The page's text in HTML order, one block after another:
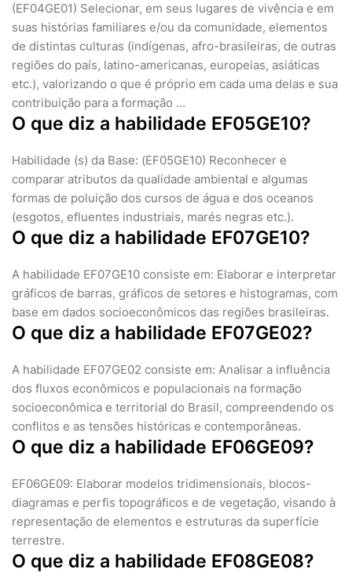
(EF04GE01) Selecionar, em seus lugares de vivência e em
suas histórias familiares e/ou da comunidade, elementos
de distintas culturas (indígenas, afro-brasileiras, de outras
regiões do país, latino-americanas, europeias, asiáticas
etc.), valorizando o que é próprio em cada uma delas e sua
contribuição para a formação ...
O que diz a habilidade EF05GE10?
Habilidade (s) da Base: (EF05GE10) Reconhecer e
comparar atributos da qualidade ambiental e algumas
formas de poluição dos cursos de água e dos oceanos
(esgotos, efluentes industriais, marés negras etc.).
O que diz a habilidade EF07GE10?
A habilidade EF07GE10 consiste em: Elaborar e interpretar
gráficos de barras, gráficos de setores e histogramas, com
base em dados socioeconômicos das regiões brasileiras.
O que diz a habilidade EF07GE02?
A habilidade EF07GE02 consiste em: Analisar a influência
dos fluxos econômicos e populacionais na formação
socioeconômica e territorial do Brasil, compreendendo os
conflitos e as tensões históricas e contemporâneas.
O que diz a habilidade EF06GE09?
EF06GE09: Elaborar modelos tridimensionais, blocos-
diagramas e perfis topográficos e de vegetação, visando à
representação de elementos e estruturas da superfície
terrestre.
O que diz a habilidade EF08GE08?